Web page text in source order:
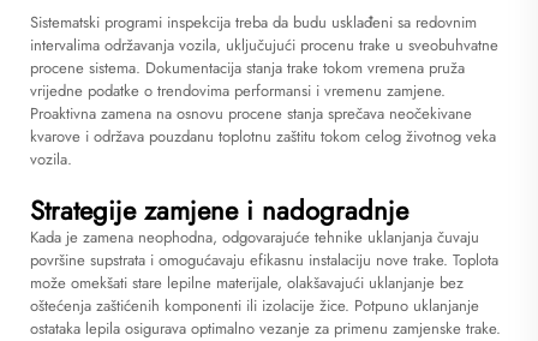
Sistematski programi inspekcija treba da budu usklađeni sa redovnim
intervalima održavanja vozila, uključujući procenu trake u sveobuhvatne
procene sistema. Dokumentacija stanja trake tokom vremena pruža
vrijedne podatke o trendovima performansi i vremenu zamjene.
Proaktivna zamena na osnovu procene stanja sprečava neočekivane
kvarove i održava pouzdanu toplotnu zaštitu tokom celog životnog veka
vozila.
Strategije zamjene i nadogradnje
Kada je zamena neophodna, odgovarajuće tehnike uklanjanja čuvaju
površine supstrata i omogućavaju efikasnu instalaciju nove trake. Toplota
može omekšati stare lepilne materijale, olakšavajući uklanjanje bez
oštećenja zaštićenih komponenti ili izolacije žice. Potpuno uklanjanje
ostataka lepila osigurava optimalno vezanje za primenu zamjenske trake.